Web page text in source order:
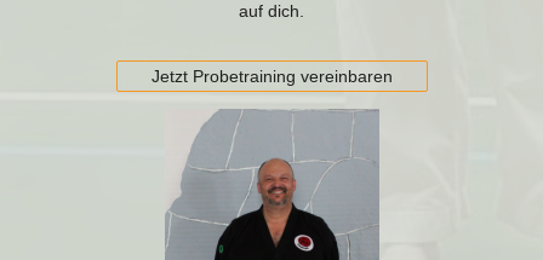
auf dich.
Jetzt Probetraining vereinbaren